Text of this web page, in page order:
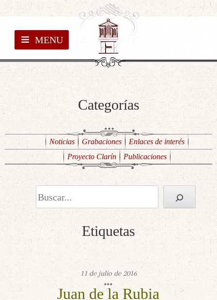
MENU
Categorías
Noticias Grabaciones
Enlaces de interés
Proyecto Clarín
Publicaciones
Buscar
Etiquetas
11 de julio de 2016
Juan de la Rubia